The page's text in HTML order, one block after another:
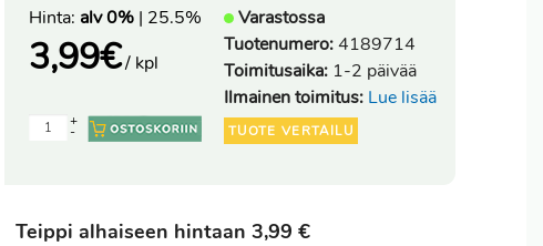
Hinta: alv 0% | 25.5%
3,99€/ kpl
-
+
Varastossa
Tuotenumero:4189714
Toimitusaika: 1-2 päivää
Ilmainen toimitus: Lue lisää
TUOTE VERTAILU
Teippi alhaiseen hintaan 3,99 €